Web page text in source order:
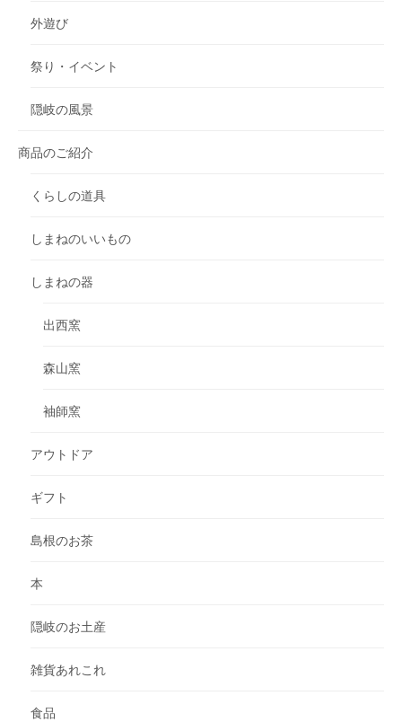
外遊び
祭り・イベント
隠岐の風景
商品のご紹介
くらしの道具
しまねのいいもの
しまねの器
出西窯
森山窯
袖師窯
アウトドア
ギフト
島根のお茶
本
隠岐のお土産
雑貨あれこれ
食品